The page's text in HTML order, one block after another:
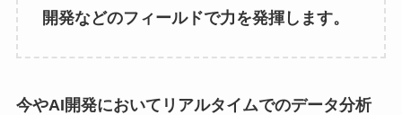
開発などのフィールドで力を発揮します。
今やAI開発においてリアルタイムでのデータ分析